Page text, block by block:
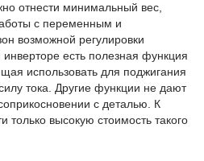
отнести минимальный вес,
с переменным и
возможной регулировки
есть полезная функция
использовать для поджигания
тока. Другие функции не дают
с деталью. К
только высокую стоимость такого